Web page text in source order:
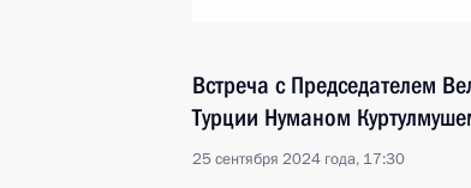
Встреча с Председателем
Турции Нуманом
25 сентября 2024 года, 17:30